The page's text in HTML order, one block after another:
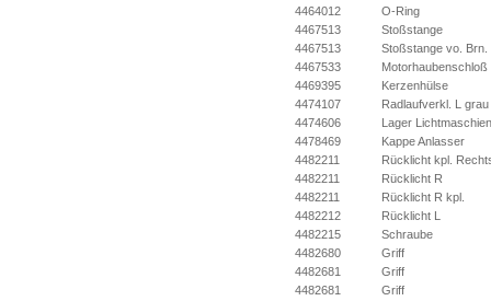
4464012
O-Ring
4467513
Stoßstange
4467513
Stoßstange vo. Brn.
4467533
Motorhaubenschloß
4469395
Kerzenhülse
4474107
Radlaufverkl. L grau
4474606
Lager
4478469
Kappe Anlasser
4482211
Rücklicht kpl.
4482211
Rücklicht R
4482211
Rücklicht R kpl.
4482212
Rücklicht L
4482215
Schraube
4482680
Griff
4482681
Griff
4482681
Griff